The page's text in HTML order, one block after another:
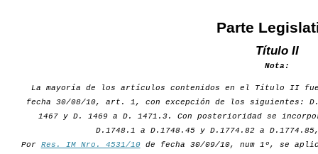
Parte
Título II
Nota:
La mayoría de los artículos contenidos en el Título II
fecha 30/08/10, art. 1, con excepción de los siguientes:
1467 y D. 1469 a D. 1471.3. Con posterioridad se
D.1748.1 a D.1748.45 y D.1774.82 a
Por Res. IM Nro. 4531/10de fecha 30/09/10, num 1º, se